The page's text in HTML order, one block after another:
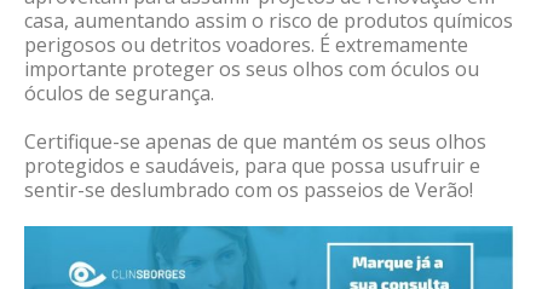
casa, aumentando assim o risco de produtos químicos
perigosos ou detritos voadores. É extremamente
importante proteger os seus olhos com óculos ou
óculos de segurança.
Certifique-se apenas de que mantém os seus olhos
protegidos e saudáveis, para que possa usufruir e
sentir-se deslumbrado com os passeios de Verão!